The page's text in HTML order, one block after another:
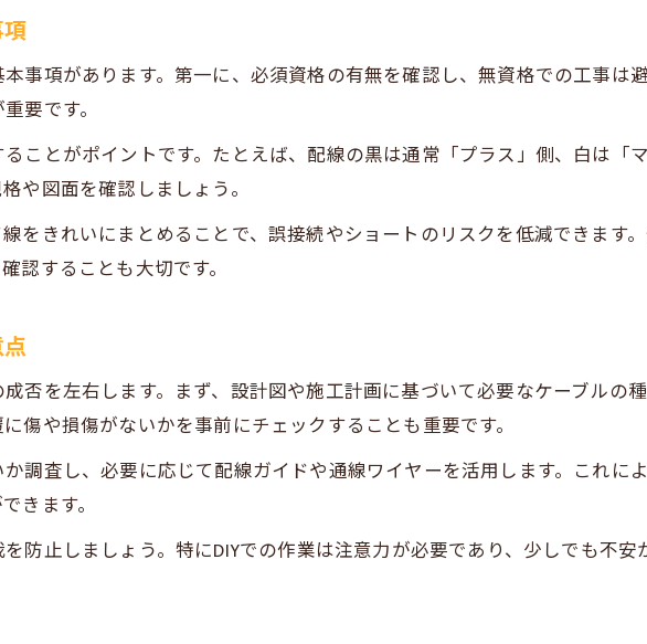
電気工事士資格合格に向けた効率的な学習法
電気工事士試験に役立つ配線ガイドの活用法
電気工事資格取得で押さえるべき重要ポイント
安全な配線作業を実現する電気工事士のコツ
電気工事士が用いるトラブル回避の配線技術
電気工事で役立つ工具と配線ガイド活用術
プロも使う電気工事用配線ガイドの特徴を解説
事項があります。第一に、必須資格の有無を確認し、無資格での工事は
要です。
ことがポイントです。たとえば、配線の黒は通常「プラス」側、白は「
や図面を確認しましょう。
をきれいにまとめることで、誤接続やショートのリスクを低減できます
認することも大切です。
否を左右します。まず、設計図や施工計画に基づいて必要なケーブルの
傷や損傷がないかを事前にチェックすることも重要です。
調査し、必要に応じて配線ガイドや通線ワイヤーを活用します。これに
きます。
防止しましょう。特にDIYでの作業は注意力が必要であり、少しでも不